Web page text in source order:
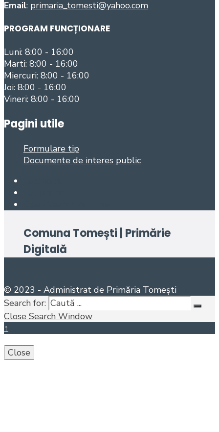
Email: primaria_tomesti@yahoo.com
PROGRAM FUNCȚIONARE
Luni: 8:00 - 16:00
Marti: 8:00 - 16:00
Miercuri: 8:00 - 16:00
Joi: 8:00 - 16:00
Vineri: 8:00 - 16:00
Pagini utile
Formulare tip
Documente de interes public
Comuna Tomești | Primărie
Digitală
© 2023 - Administrat de Primăria Tomești
Search for:
Close Search Window
↑
Close